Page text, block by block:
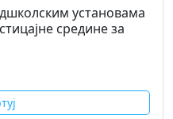
установама
средине за